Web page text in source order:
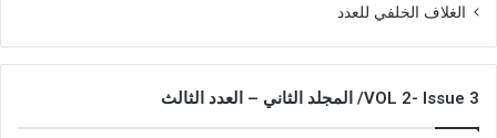
الغلاف الخلفي للعدد
VOL 2- Issue 3/ المجلد الثاني – العدد الثالث